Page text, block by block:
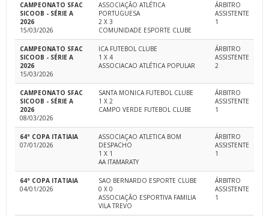
CAMPEONATO SFAC
SICOOB - SÉRIE A
2026
15/03/2026
ASSOCIAÇÃO ATLÉTICA
PORTUGUESA
2 X 3
COMUNIDADE ESPORTE CLUBE
ÁRBITRO
ASSISTENTE
1
CAMPEONATO SFAC
SICOOB - SÉRIE A
2026
15/03/2026
ICA FUTEBOL CLUBE
1 X 4
ASSOCIACAO ATLÉTICA POPULAR
ÁRBITRO
ASSISTENTE
2
CAMPEONATO SFAC
SICOOB - SÉRIE A
2026
08/03/2026
SANTA MONICA FUTEBOL CLUBE
1 X 2
CAMPO VERDE FUTEBOL CLUBE
ÁRBITRO
ASSISTENTE
1
64ª COPA ITATIAIA
07/01/2026
ASSOCIAÇAO ATLETICA BOM
DESPACHO
1 X 1
AA ITAMARATY
ÁRBITRO
ASSISTENTE
1
64ª COPA ITATIAIA
04/01/2026
SAO BERNARDO ESPORTE CLUBE
0 X 0
ASSOCIAÇÃO ESPORTIVA FAMILIA
VILA TREVO
ÁRBITRO
ASSISTENTE
1